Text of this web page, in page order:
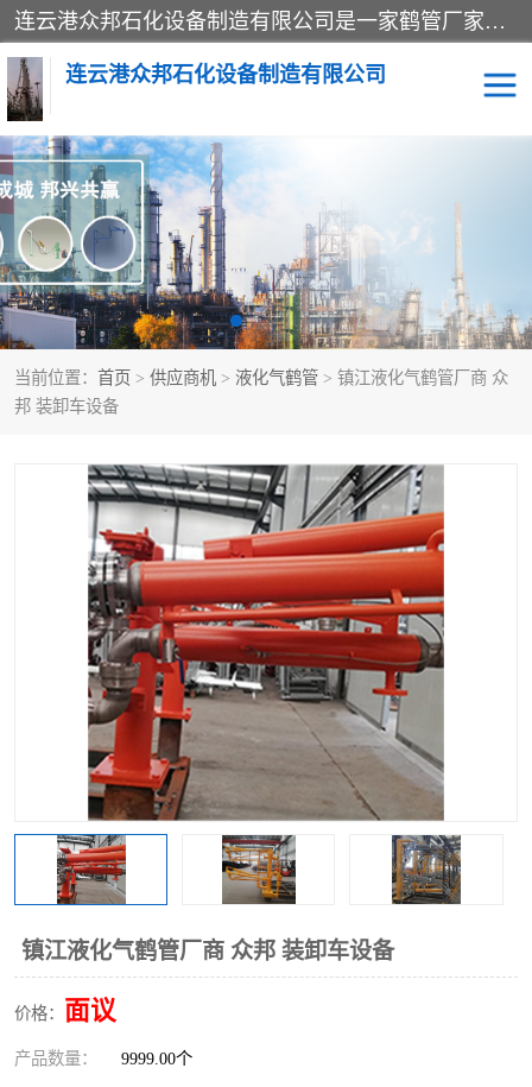
连云港众邦石化设备制造有限公司是一家鹤管厂家主营：鹤管、装车鹤管等，是致力于石油、石化等流体装卸设备(主要产品如鹤管、输油臂、脱缆钩等)的咨询、设计、制造、检测、安装指导、系统调试、维修维护等业务的公司。
连云港众邦石化设备制造有限公司
当前位置： 首页 > 供应商机 > 液化气鹤管 > 镇江液化气鹤管厂商 众
邦 装卸车设备
镇江液化气鹤管厂商 众邦 装卸车设备
价格： 面议
产品数量： 9999.00个
鹤管 顶部装卸鹤管
底部装卸鹤管 LNG低温鹤管
液氨鹤管 液化气鹤管
鹤管配件 活动梯栈台
撬装系统设备 装车鹤管